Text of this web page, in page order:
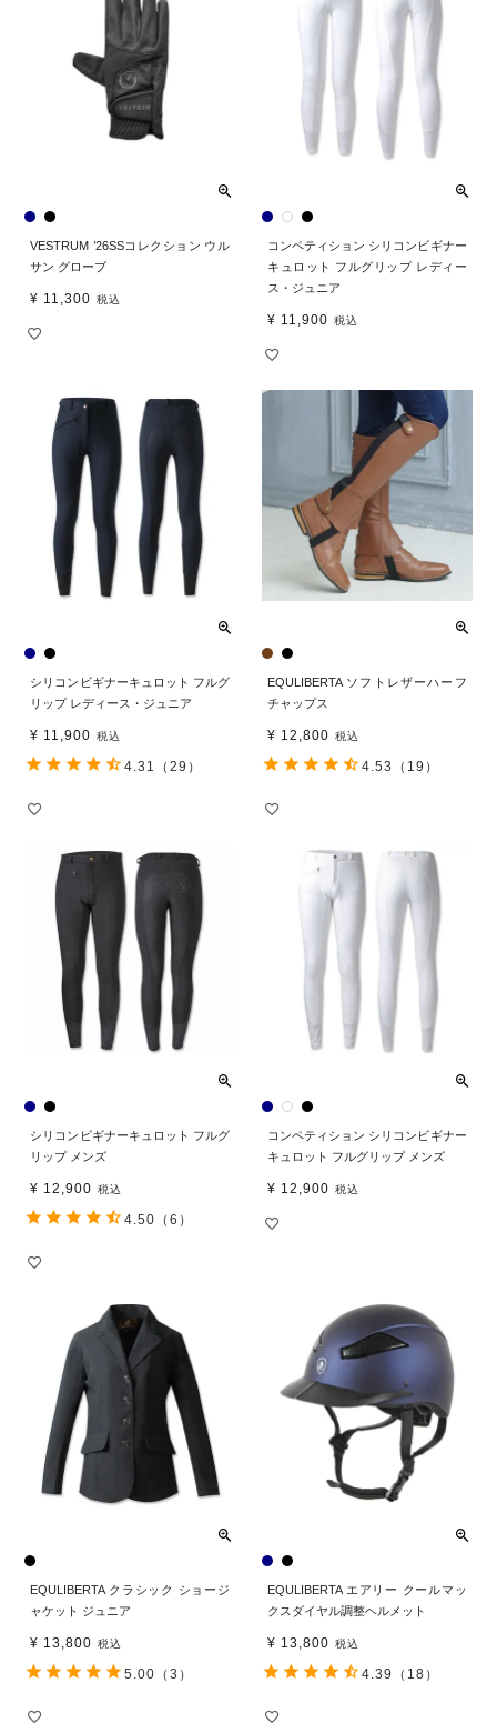
VESTRUM ’26SSコレクション ウル
サン グローブ
¥ 11,300 税込
コンペティション シリコンビギナー
キュロット フルグリップ レディー
ス・ジュニア
¥ 11,900 税込
シリコンビギナーキュロット フルグ
リップ レディース・ジュニア
¥ 11,900 税込
4.31 （29）
EQULIBERTA ソフトレザーハーフ
チャップス
¥ 12,800 税込
4.53 （19）
シリコンビギナーキュロット フルグ
リップ メンズ
¥ 12,900 税込
4.50 （6）
コンペティション シリコンビギナー
キュロット フルグリップ メンズ
¥ 12,900 税込
EQULIBERTA クラシック ショージ
ャケット ジュニア
¥ 13,800 税込
5.00 （3）
EQULIBERTA エアリー クールマッ
クスダイヤル調整ヘルメット
¥ 13,800 税込
4.39 （18）